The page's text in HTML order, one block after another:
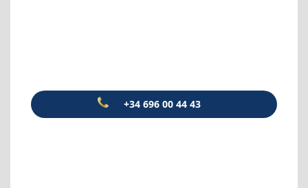
+34 696 00 44 43